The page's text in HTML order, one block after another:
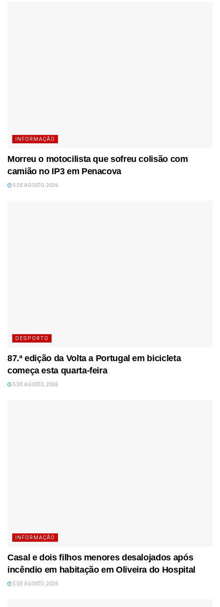
INFORMAÇÃO
Morreu o motocilista que sofreu colisão com
camião no IP3 em Penacova
5 DE AGOSTO, 2026
DESPORTO
87.ª edição da Volta a Portugal em bicicleta
começa esta quarta-feira
5 DE AGOSTO, 2026
INFORMAÇÃO
Casal e dois filhos menores desalojados após
incêndio em habitação em Oliveira do Hospital
5 DE AGOSTO, 2026